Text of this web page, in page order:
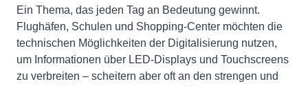
Ein Thema, das jeden Tag an Bedeutung gewinnt.
Flughäfen, Schulen und Shopping-Center möchten die
technischen Möglichkeiten der Digitalisierung nutzen,
um Informationen über LED-Displays und Touchscreens
zu verbreiten – scheitern aber oft an den strengen und